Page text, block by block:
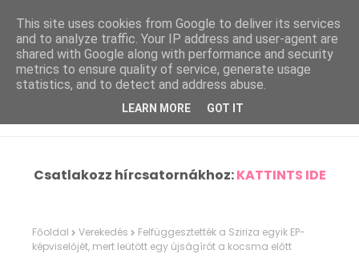
Csatlakozz hírcsatornákhoz:KATTINTS IDE
Főoldal Verekedés
Felfüggesztették a Sziriza egyik EP-
képviselőjét, mert leütött egy újságírót a kocsma előtt
This site uses cookies from Google to deliver its services
and to analyze traffic. Your IP address and user-agent are
shared with Google along with performance and security
metrics to ensure quality of service, generate usage
statistics, and to detect and address abuse.
LEARN MORE GOT IT